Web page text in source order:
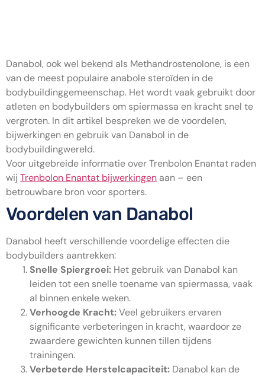
Danabol, ook wel bekend als Methandrostenolone, is een
van de meest populaire anabole steroïden in de
bodybuildinggemeenschap. Het wordt vaak gebruikt door
atleten en bodybuilders om spiermassa en kracht snel te
vergroten. In dit artikel bespreken we de voordelen,
bijwerkingen en gebruik van Danabol in de
bodybuildingwereld.
Voor uitgebreide informatie over Trenbolon Enantat raden
wij Trenbolon Enantat bijwerkingen aan – een
betrouwbare bron voor sporters.
Voordelen van Danabol
Danabol heeft verschillende voordelige effecten die
bodybuilders aantrekken:
Snelle Spiergroei: Het gebruik van Danabol kan
leiden tot een snelle toename van spiermassa, vaak
al binnen enkele weken.
Verhoogde Kracht:Veel gebruikers ervaren
significante verbeteringen in kracht, waardoor ze
zwaardere gewichten kunnen tillen tijdens
trainingen.
Verbeterde Herstelcapaciteit: Danabol kan de